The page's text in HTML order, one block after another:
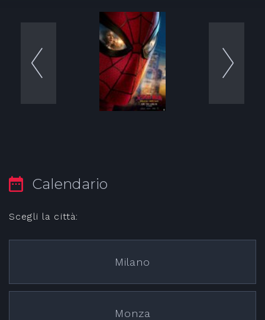
Calendario
Scegli la città:
Milano
Monza